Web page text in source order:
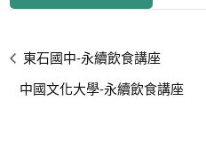
東石國中-永續飲食講座
中國文化大學-永續飲食講座